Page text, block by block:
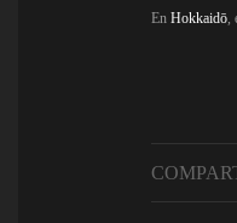
En Hokkaidō,